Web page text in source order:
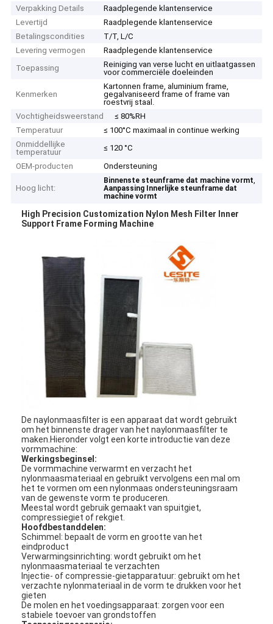
Verpakking Details
Raadplegende klantenservice
Levertijd
Raadplegende klantenservice
Betalingscondities
T/T, L/C
Levering vermogen
Raadplegende klantenservice
Toepassing
Reiniging van verse lucht en uitlaatgassen
voor commerciële doeleinden
Kenmerken
Kartonnen frame, aluminium frame,
gegalvaniseerd frame of frame van
roestvrij staal.
Vochtigheidsweerstand
≤ 80%RH
Temperatuur
≤ 100°C maximaal in continue werking
Onmiddellijke
temperatuur
≤ 120 °C
OEM-producten
Ondersteuning
Hoog licht:
Binnenste steunframe dat machine vormt,
Aanpassing Innerlijke steunframe dat
machine vormt
High Precision Customization Nylon Mesh Filter Inner
Support Frame Forming Machine
De naylonmaasfilter is een apparaat dat wordt gebruikt
om het binnenste drager van het naylonmaasfilter te
maken.Hieronder volgt een korte introductie van deze
vormmachine:
Werkingsbeginsel:
De vormmachine verwarmt en verzacht het
nylonmaasmateriaal en gebruikt vervolgens een mal om
het te vormen om een nylonmaas ondersteuningsraam
van de gewenste vorm te produceren.
Meestal wordt gebruik gemaakt van spuitgiet,
compressiegiet of rekgiet.
Hoofdbestanddelen:
Schimmel: bepaalt de vorm en grootte van het
eindproduct
Verwarmingsinrichting: wordt gebruikt om het
nylonmaasmateriaal te verzachten
Injectie- of compressie-gietapparatuur: gebruikt om het
verzachte nylonmateriaal in de vorm te drukken voor het
gieten
De molen en het voedingsapparaat: zorgen voor een
stabiele toevoer van grondstoffen